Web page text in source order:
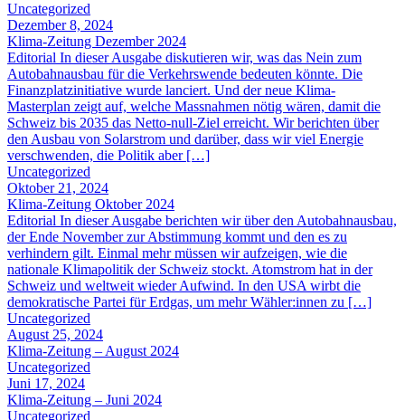
Uncategorized
Dezember 8, 2024
Klima-Zeitung Dezember 2024
Editorial In dieser Ausgabe diskutieren wir, was das Nein zum
Autobahnausbau für die Verkehrswende bedeuten könnte. Die
Finanzplatzinitiative wurde lanciert. Und der neue Klima-
Masterplan zeigt auf, welche Massnahmen nötig wären, damit die
Schweiz bis 2035 das Netto-null-Ziel erreicht. Wir berichten über
den Ausbau von Solarstrom und darüber, dass wir viel Energie
verschwenden, die Politik aber […]
Uncategorized
Oktober 21, 2024
Klima-Zeitung Oktober 2024
Editorial In dieser Ausgabe berichten wir über den Autobahnausbau,
der Ende November zur Abstimmung kommt und den es zu
verhindern gilt. Einmal mehr müssen wir aufzeigen, wie die
nationale Klimapolitik der Schweiz stockt. Atomstrom hat in der
Schweiz und weltweit wieder Aufwind. In den USA wirbt die
demokratische Partei für Erdgas, um mehr Wähler:innen zu […]
Uncategorized
August 25, 2024
Klima-Zeitung – August 2024
Uncategorized
Juni 17, 2024
Klima-Zeitung – Juni 2024
Uncategorized